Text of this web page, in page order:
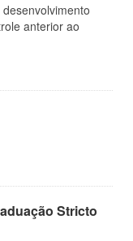
anterior ao
Stricto